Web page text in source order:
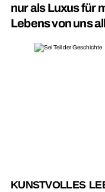
nur als Luxus für
Lebens von uns
KUNSTVOLLES